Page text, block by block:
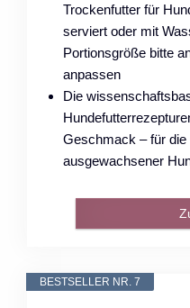
Trockenfutter für
serviert oder mit
Portionsgröße bitte
anpassen
Die
Geschmack – für die
ausgewachsener
BESTSELLER NR. 7